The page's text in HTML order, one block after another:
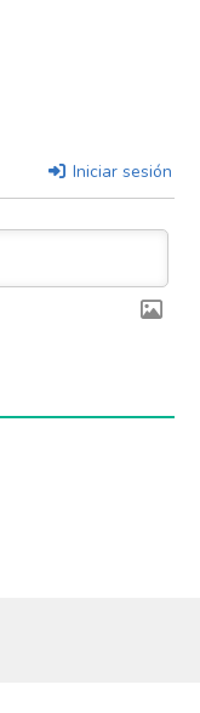
Iniciar sesión